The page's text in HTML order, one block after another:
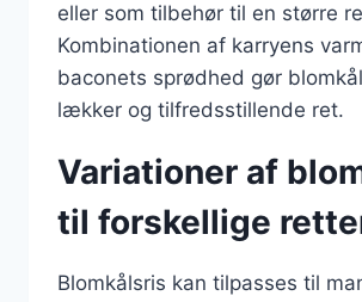
eller som tilbehør til en større
Kombinationen af karryens
baconets sprødhed gør
lækker og tilfredsstillende ret.
Variationer af
til forskellige
Blomkålsris kan tilpasses til